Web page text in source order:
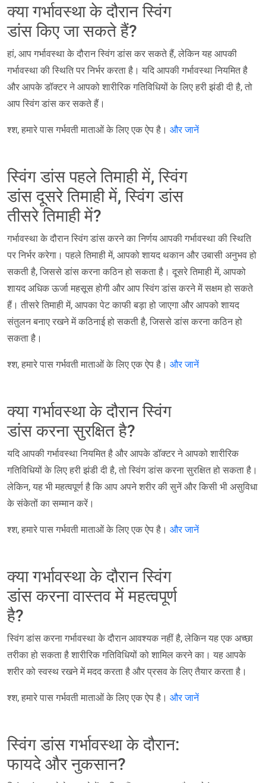
क्या गर्भावस्था के दौरान स्विंग
डांस किए जा सकते हैं?
हां, आप गर्भावस्था के दौरान स्विंग डांस कर सकते हैं, लेकिन यह आपकी
गर्भावस्था की स्थिति पर निर्भर करता है। यदि आपकी गर्भावस्था नियमित है
और आपके डॉक्टर ने आपको शारीरिक गतिविधियों के लिए हरी झंडी दी है, तो
आप स्विंग डांस कर सकते हैं।
श्श, हमारे पास गर्भवती माताओं के लिए एक ऐप है। और जानें
स्विंग डांस पहले तिमाही में, स्विंग
डांस दूसरे तिमाही में, स्विंग डांस
तीसरे तिमाही में?
गर्भावस्था के दौरान स्विंग डांस करने का निर्णय आपकी गर्भावस्था की स्थिति
पर निर्भर करेगा। पहले तिमाही में, आपको शायद थकान और उबासी अनुभव हो
सकती है, जिससे डांस करना कठिन हो सकता है। दूसरे तिमाही में, आपको
शायद अधिक ऊर्जा महसूस होगी और आप स्विंग डांस करने में सक्षम हो सकते
हैं। तीसरे तिमाही में, आपका पेट काफी बड़ा हो जाएगा और आपको शायद
संतुलन बनाए रखने में कठिनाई हो सकती है, जिससे डांस करना कठिन हो
सकता है।
श्श, हमारे पास गर्भवती माताओं के लिए एक ऐप है। और जानें
क्या गर्भावस्था के दौरान स्विंग
डांस करना सुरक्षित है?
यदि आपकी गर्भावस्था नियमित है और आपके डॉक्टर ने आपको शारीरिक
गतिविधियों के लिए हरी झंडी दी है, तो स्विंग डांस करना सुरक्षित हो सकता है।
लेकिन, यह भी महत्वपूर्ण है कि आप अपने शरीर की सुनें और किसी भी असुविधा
के संकेतों का सम्मान करें।
श्श, हमारे पास गर्भवती माताओं के लिए एक ऐप है। और जानें
क्या गर्भावस्था के दौरान स्विंग
डांस करना वास्तव में महत्वपूर्ण
है?
स्विंग डांस करना गर्भावस्था के दौरान आवश्यक नहीं है, लेकिन यह एक अच्छा
तरीका हो सकता है शारीरिक गतिविधियों को शामिल करने का। यह आपके
शरीर को स्वस्थ रखने में मदद करता है और प्रसव के लिए तैयार करता है।
श्श, हमारे पास गर्भवती माताओं के लिए एक ऐप है। और जानें
स्विंग डांस गर्भावस्था के दौरान:
फायदे और नुकसान?